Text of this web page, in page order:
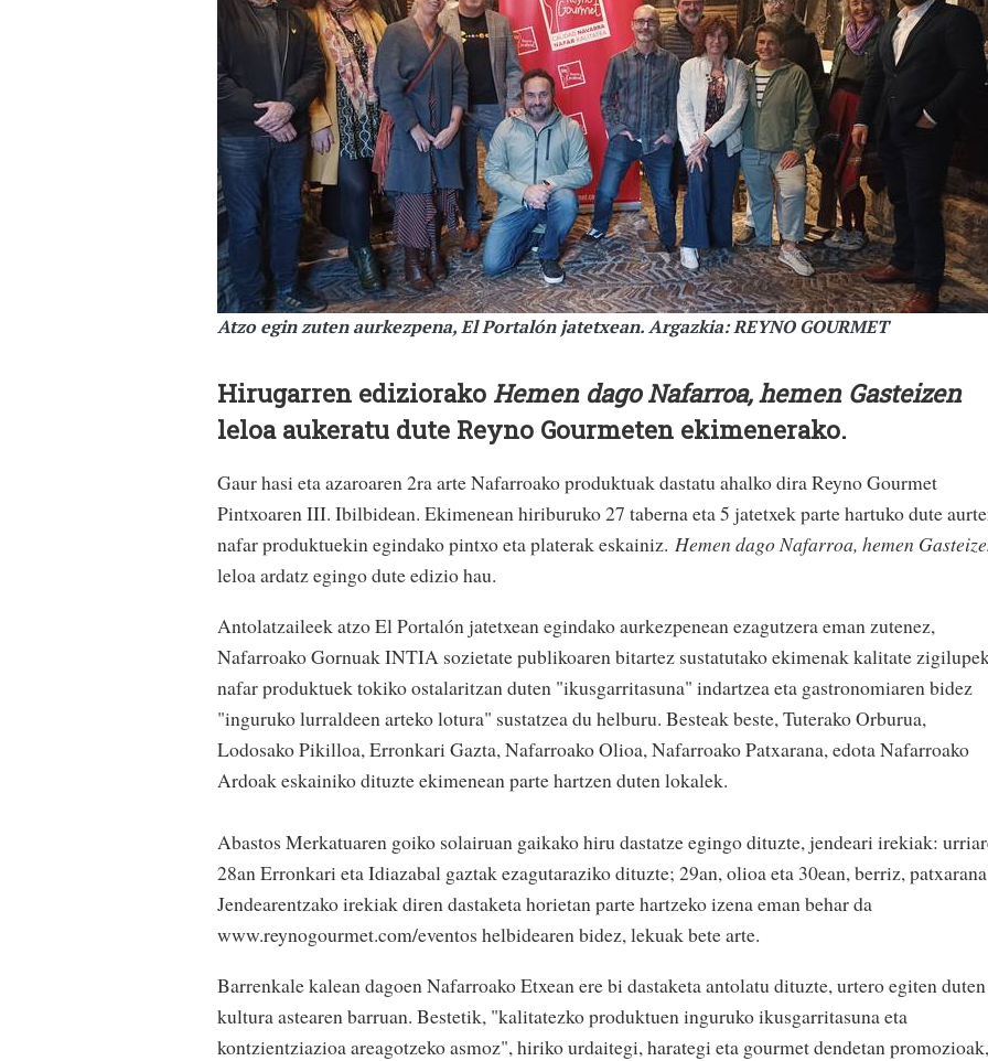
Atzo egin zuten aurkezpena, El Portalón jatetxean. Argazkia: REYNO GOURMET
Hirugarren ediziorako Hemen dago Nafarroa, hemen Gasteizen
leloa aukeratu dute Reyno Gourmeten ekimenerako.
Gaur hasi eta azaroaren 2ra arte Nafarroako produktuak dastatu ahalko dira Reyno Gourmet
Pintxoaren III. Ibilbidean. Ekimenean hiriburuko 27 taberna eta 5 jatetxek parte hartuko dute
nafar produktuekin egindako pintxo eta platerak eskainiz. Hemen dago Nafarroa, hemen
leloa ardatz egingo dute edizio hau.
Antolatzaileek atzo El Portalón jatetxean egindako aurkezpenean ezagutzera eman zutenez,
Nafarroako Gornuak INTIA sozietate publikoaren bitartez sustatutako ekimenak kalitate
nafar produktuek tokiko ostalaritzan duten "ikusgarritasuna" indartzea eta gastronomiaren bidez
"inguruko lurraldeen arteko lotura" sustatzea du helburu. Besteak beste, Tuterako Orburua,
Lodosako Pikilloa, Erronkari Gazta, Nafarroako Olioa, Nafarroako Patxarana, edota Nafarroako
Ardoak eskainiko dituzte ekimenean parte hartzen duten lokalek.
Abastos Merkatuaren goiko solairuan gaikako hiru dastatze egingo dituzte, jendeari irekiak:
28an Erronkari eta Idiazabal gaztak ezagutaraziko dituzte; 29an, olioa eta 30ean, berriz,
Jendearentzako irekiak diren dastaketa horietan parte hartzeko izena eman behar da
www.reynogourmet.com/eventos helbidearen bidez, lekuak bete arte.
Barrenkale kalean dagoen Nafarroako Etxean ere bi dastaketa antolatu dituzte, urtero egiten duten
kultura astearen barruan. Bestetik, "kalitatezko produktuen inguruko ikusgarritasuna eta
kontzientziazioa areagotzeko asmoz", hiriko urdaitegi, harategi eta gourmet dendetan promozioak,